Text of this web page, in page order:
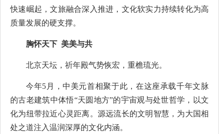
快速崛起，文旅融合深入推进，文化软实力持续转化为高
质量发展的硬支撑。
胸怀天下 美美与共
北京天坛，祈年殿气势恢宏，重檐琉光。
今年5月，中美元首相聚于此，在这座承载千年文脉
的古老建筑中体悟“天圆地方”的宇宙观与处世哲学，以文
化为纽带拉近心灵距离。源远流长的文明智慧，为大国相
处之道注入温润深厚的文化内涵。